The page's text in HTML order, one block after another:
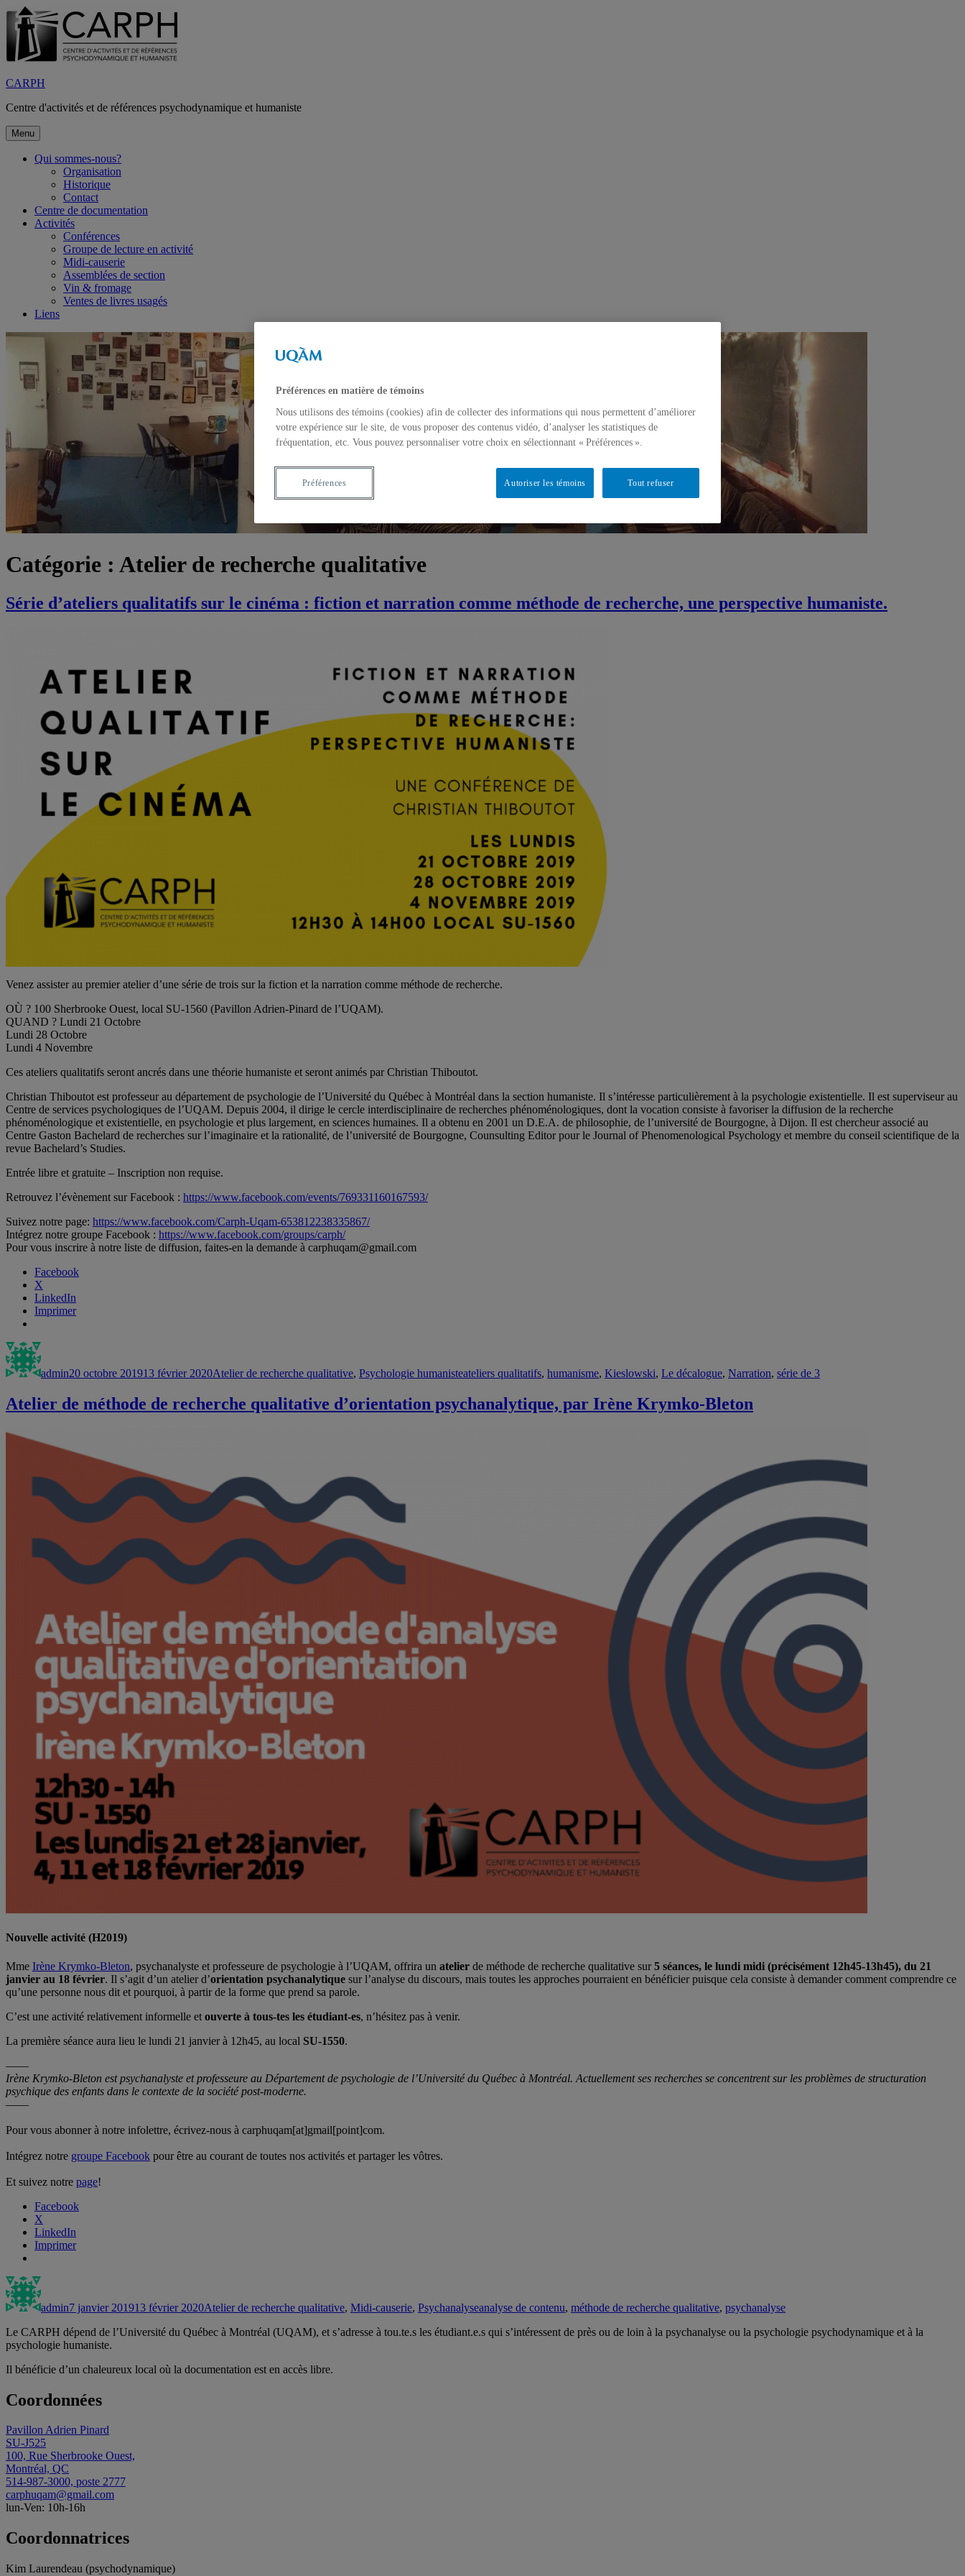
Aller
au
contenu
CARPH
Centre d'activités et de références psychodynamique et humaniste
Menu
Qui sommes-nous?
Organisation
Historique
Contact
Centre de documentation
Activités
Conférences
Groupe de lecture en activité
Midi-causerie
Assemblées de section
Vin & fromage
Ventes de livres usagés
Liens
Catégorie : Atelier de recherche qualitative
Série d’ateliers qualitatifs sur le cinéma : fiction et narration comme méthode de recherche, une perspective humaniste.
Venez assister au premier atelier d’une série de trois sur la fiction et la narration comme méthode de recherche.
OÙ ? 100 Sherbrooke Ouest, local SU-1560 (Pavillon Adrien-Pinard de l’UQAM).
QUAND ? Lundi 21 Octobre
Lundi 28 Octobre
Lundi 4 Novembre
Ces ateliers qualitatifs seront ancrés dans une théorie humaniste et seront animés par Christian Thiboutot.
Christian Thiboutot est professeur au département de psychologie de l’Université du Québec à Montréal dans la section humaniste. Il s’intéresse particulièrement à la psychologie existentielle. Il est superviseur au
Centre de services psychologiques de l’UQAM. Depuis 2004, il dirige le cercle interdisciplinaire de recherches phénoménologiques, dont la vocation consiste à favoriser la diffusion de la recherche
phénoménologique et existentielle, en psychologie et plus largement, en sciences humaines. Il a obtenu en 2001 un D.E.A. de philosophie, de l’université de Bourgogne, à Dijon. Il est chercheur associé au
Centre Gaston Bachelard de recherches sur l’imaginaire et la rationalité, de l’université de Bourgogne, Counsulting Editor pour le Journal of Phenomenological Psychology et membre du conseil scientifique de la
revue Bachelard’s Studies.
Entrée libre et gratuite – Inscription non requise.
Retrouvez l’évènement sur Facebook : https://www.facebook.com/events/769331160167593/
Suivez notre page: https://www.facebook.com/Carph-Uqam-653812238335867/
Intégrez notre groupe Facebook : https://www.facebook.com/groups/carph/
Pour vous inscrire à notre liste de diffusion, faites-en la demande à carphuqam@gmail.com
Facebook
X
LinkedIn
Imprimer
Auteur
admin20 octobre 201913 février 2020Atelier de recherche qualitative, Psychologie humanisteateliers qualitatifs, humanisme, Kieslowski, Le décalogue, Narration, série de 3
Atelier de méthode de recherche qualitative d’orientation psychanalytique, par Irène Krymko-Bleton
Nouvelle activité (H2019)
Mme Irène Krymko-Bleton, psychanalyste et professeure de psychologie à l’UQAM, offrira un atelier de méthode de recherche qualitative sur5 séances, le lundi midi (précisément 12h45-13h45), du 21
janvier au 18 février. Il s’agit d’un atelier d’orientation psychanalytique sur l’analyse du discours, mais toutes les approches pourraient en bénéficier puisque cela consiste à demander comment comprendre ce
qu’une personne nous dit et pourquoi, à partir de la forme que prend sa parole.
C’est une activité relativement informelle et ouverte à tous-tes les étudiant-es, n’hésitez pas à venir.
La première séance aura lieu le lundi 21 janvier à 12h45, au local SU-1550.
——
Irène Krymko-Bleton est psychanalyste et professeure au Département de psychologie de l’Université du Québec à Montréal. Actuellement ses recherches se concentrent sur les problèmes de structuration
psychique des enfants dans le contexte de la société post-moderne.
——
Pour vous abonner à notre infolettre, écrivez-nous à carphuqam[at]gmail[point]com.
Intégrez notre groupe Facebook pour être au courant de toutes nos activités et partager les vôtres.
Et suivez notre page!
Facebook
X
LinkedIn
Imprimer
Auteur
admin7 janvier 201913 février 2020Atelier de recherche qualitative, Midi-causerie, Psychanalyseanalyse de contenu, méthode de recherche qualitative, psychanalyse
Le CARPH dépend de l’Université du Québec à Montréal (UQAM), et s’adresse à tou.te.s les étudiant.e.s qui s’intéressent de près ou de loin à la psychanalyse ou la psychologie psychodynamique et à la
psychologie humaniste.
Il bénéficie d’un chaleureux local où la documentation est en accès libre.
Coordonnées
Pavillon Adrien Pinard
SU-J525
100, Rue Sherbrooke Ouest,
Montréal, QC
514-987-3000, poste 2777
carphuqam@gmail.com
lun-Ven: 10h-16h
Coordonnatrices
Kim Laurendeau (psychodynamique)
Préférences en matière de témoins
Nous utilisons des témoins (cookies) afin de collecter des informations qui nous permettent d’améliorer
votre expérience sur le site, de vous proposer des contenus vidéo, d’analyser les statistiques de
fréquentation, etc. Vous pouvez personnaliser votre choix en sélectionnant « Préférences ».
Tout refuser
Autoriser les témoins
Préférences